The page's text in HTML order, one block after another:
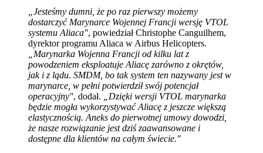
„Jesteśmy dumni, że po raz pierwszy możemy
dostarczyć Marynarce Wojennej Francji wersję VTOL
systemu Aliaca", powiedział Christophe Canguilhem,
dyrektor programu Aliaca w Airbus Helicopters.
„Marynarka Wojenna Francji od kilku lat z
powodzeniem eksploatuje Aliacę zarówno z okrętów,
jak i z lądu. SMDM, bo tak system ten nazywany jest w
marynarce, w pełni potwierdził swój potencjał
operacyjny", dodał.
„Dzięki wersji VTOL marynarka
będzie mogła wykorzystywać Aliacę z jeszcze większą
elastycznością. Aneks do pierwotnej umowy dowodzi,
że nasze rozwiązanie jest dziś zaawansowane i
dostępne dla klientów na całym świecie."